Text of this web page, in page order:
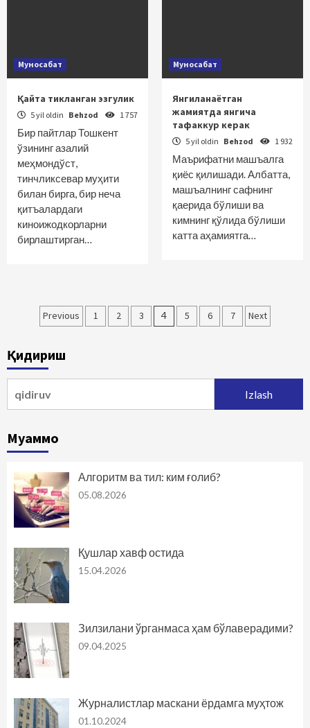
Муносабат
Қайта тикланган эзгулик
5 yil oldin Behzod 1 757
Бир пайтлар Тошкент
ўзининг азалий
меҳмондўст,
тинчликсевар муҳити
билан бирга, бир неча
қитъалардаги
киноижодкорларни
бирлаштирган…
Муносабат
Янгиланаётган
жамиятда янгича
тафаккур керак
5 yil oldin Behzod 1 932
Маърифатни машъалга
қиёс қилишади. Албатта,
машъалнинг сафнинг
қаерида бўлиши ва
кимнинг қўлида бўлиши
катта аҳамиятга…
Maqolalar
harakatlanish
Previous 1 2 3 4 5 6 7 Next
Қидириш
Муаммо
Алгоритм ва тил: ким ғолиб?
05.08.2026
Қушлар хавф остида
15.04.2026
Зилзилани ўрганмаса ҳам бўлаверадими?
09.04.2025
Журналистлар маскани ёрдамга муҳтож
01.10.2024